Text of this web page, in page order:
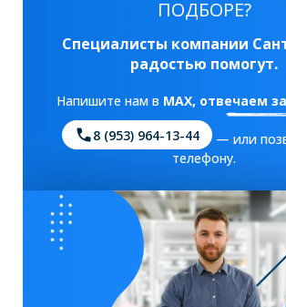
ПОДБОРЕ?
Специалисты компании
радостью помогут.
Напишите нам в MAX, отвечаем
8 (953) 964-13-44
— или
телефону.